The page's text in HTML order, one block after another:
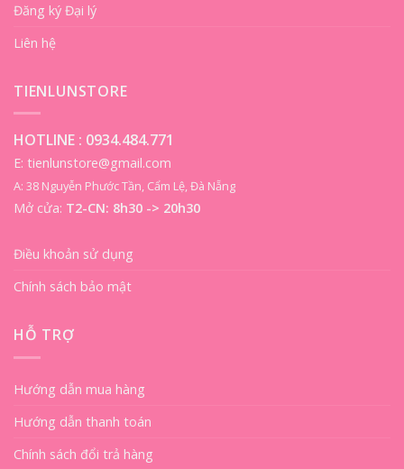
Đăng ký Đại lý
Liên hệ
TIENLUNSTORE
HOTLINE : 0934.484.771
E: tienlunstore@gmail.com
A: 38 Nguyễn Phước Tần, Cẩm Lệ, Đà Nẵng
Mở cửa: T2-CN: 8h30 -> 20h30
Điều khoản sử dụng
Chính sách bảo mật
HỖ TRỢ
Hướng dẫn mua hàng
Hướng dẫn thanh toán
Chính sách đổi trả hàng